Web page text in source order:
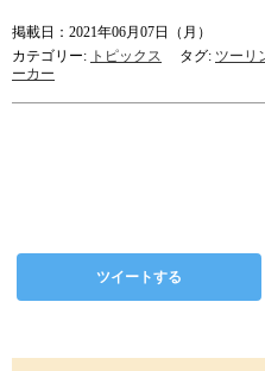
掲載日：2021年06月07日（月）
カテゴリー: トピックス タグ: ツーリ
ーカー
ツイートする